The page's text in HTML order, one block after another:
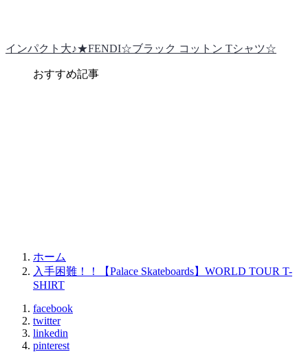
インパクト大♪★FENDI☆ブラック コットン Tシャツ☆
おすすめ記事
ホーム
入手困難！！【Palace Skateboards】WORLD TOUR T-
SHIRT
facebook
twitter
linkedin
pinterest